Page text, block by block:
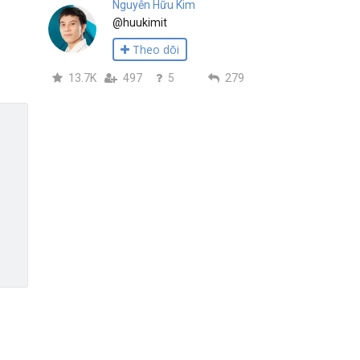
Nguyễn Hữu Kim
@huukimit
Theo dõi
13.7K 497 5 279